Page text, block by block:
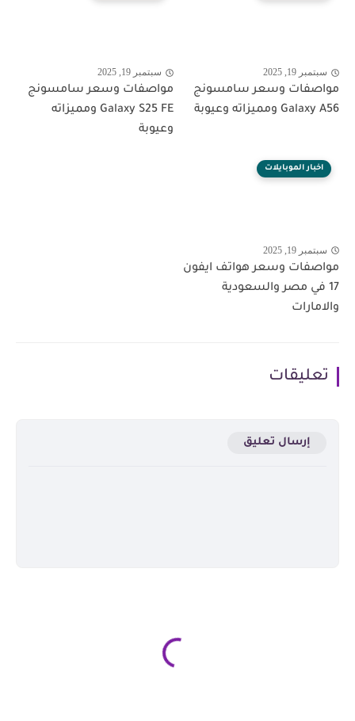
سبتمبر 19, 2025
مواصفات وسعر سامسونج
Galaxy A56 ومميزاته وعيوبة
سبتمبر 19, 2025
مواصفات وسعر سامسونج
Galaxy S25 FE ومميزاته
وعيوبة
اخبار الموبايلات
سبتمبر 19, 2025
مواصفات وسعر هواتف ايفون
17 في مصر والسعودية
والامارات
تعليقات
إرسال تعليق